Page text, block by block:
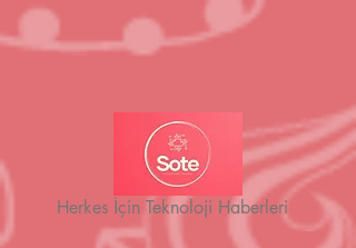
Herkes İçin Teknoloji Haberleri